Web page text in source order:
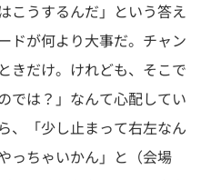
こうするんだ」という答え
ドが何より大事だ。チャン
きだけ。けれども、そこで
では？」なんて心配してい
、「少し止まって右左なん
っちゃいかん」と（会場